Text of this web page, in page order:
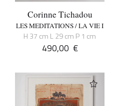
Corinne Tichadou
LES MEDITATIONS / LA VIE I
H 37 cm L 29 cm P 1 cm
490,00 €